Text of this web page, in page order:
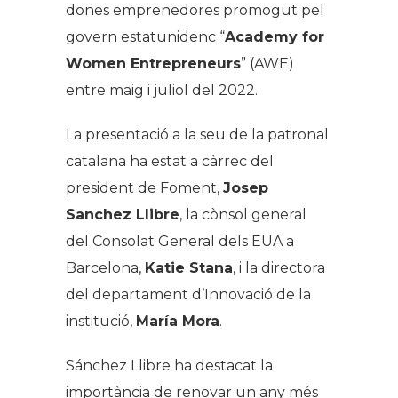
dones emprenedores promogut pel
govern estatunidenc “Academy for
Women Entrepreneurs” (AWE)
entre maig i juliol del 2022.
La presentació a la seu de la patronal
catalana ha estat a càrrec del
president de Foment, Josep
Sanchez Llibre, la cònsol general
del Consolat General dels EUA a
Barcelona, Katie Stana, i la directora
del departament d’Innovació de la
institució, María Mora.
Sánchez Llibre ha destacat la
importància de renovar un any més